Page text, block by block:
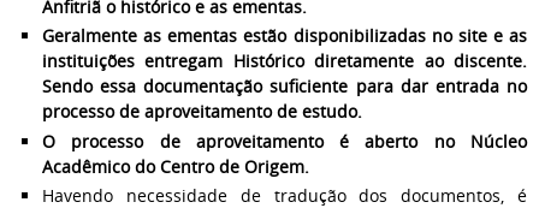
Anfitriã o histórico e as ementas.
Geralmente as ementas estão disponibilizadas no site e as
instituições entregam Histórico diretamente ao discente.
Sendo essa documentação suficiente para dar entrada no
processo de aproveitamento de estudo.
O processo de aproveitamento é aberto no Núcleo
Acadêmico do Centro de Origem.
Havendo necessidade de tradução dos documentos, é